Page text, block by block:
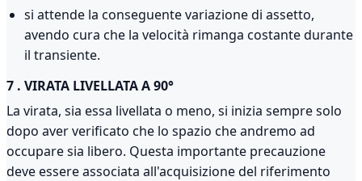
si attende la conseguente variazione di assetto,
avendo cura che la velocità rimanga costante durante
il transiente.
7 . VIRATA LIVELLATA A 90°
La virata, sia essa livellata o meno, si inizia sempre solo
dopo aver verificato che lo spazio che andremo ad
occupare sia libero. Questa importante precauzione
deve essere associata all'acquisizione del riferimento